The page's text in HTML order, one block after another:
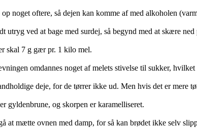
noget oftere, så dejen kan komme af med alkoholen
utryg ved at bage med surdej, så begynd med at skære
skal 7 g gær pr. 1 kilo mel.
omdannes noget af melets stivelse til sukker,
deje, for de tørrer ikke ud. Men hvis det er mere
gyldenbrune, og skorpen er karamelliseret.
at mætte ovnen med damp, for så kan brødet ikke selv